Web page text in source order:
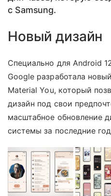
с Samsung.
Новый дизайн
Специально для Android
Google разработала
Material You, который
дизайн под свои
масштабное обновление
системы за последние